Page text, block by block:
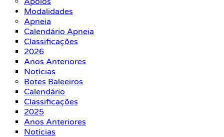
Modalidades
Apneia
Calendário Apneia
Classificações
2026
Anos Anteriores
Notícias
Botes Baleeiros
Calendário
Classificações
2025
Anos Anteriores
Notícias